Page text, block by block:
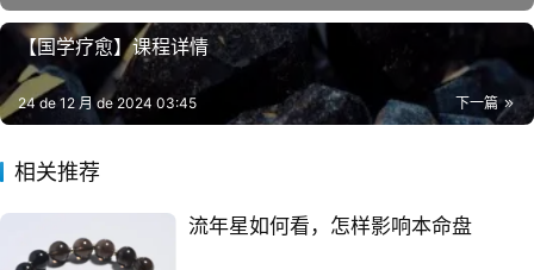
【国学疗愈】课程详情
下一篇
24 de 12 月 de 2024 03:45
相关推荐
流年星如何看，怎样影响本命盘